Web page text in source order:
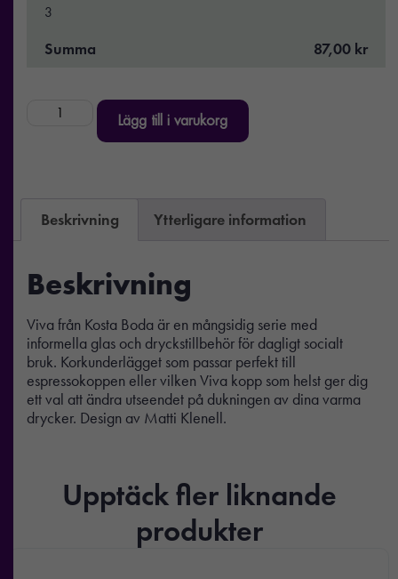
3
Summa 87,00 kr
Lägg till i varukorg
Beskrivning Ytterligare information
Beskrivning
Viva från Kosta Boda är en mångsidig serie med
informella glas och dryckstillbehör för dagligt socialt
bruk. Korkunderlägget som passar perfekt till
espressokoppen eller vilken Viva kopp som helst ger dig
ett val att ändra utseendet på dukningen av dina varma
drycker. Design av Matti Klenell.
Upptäck fler liknande
produkter